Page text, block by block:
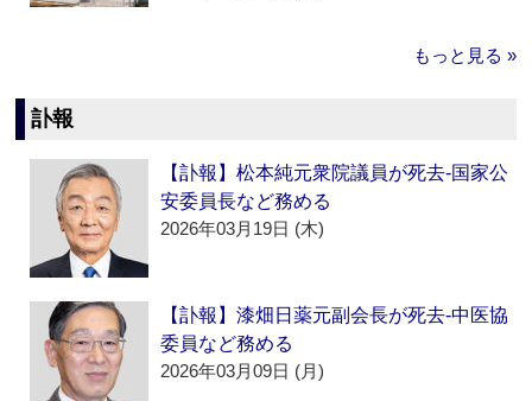
もっと見る »
訃報
【訃報】松本純元衆院議員が死去‐国家公
安委員長など務める
2026年03月19日 (木)
【訃報】漆畑日薬元副会長が死去‐中医協
委員など務める
2026年03月09日 (月)